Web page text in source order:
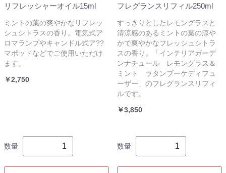
リフレッシャーオイル15ml
ミントの葉の爽やかなリフレッ
シュシトラスの香り。電気式ア
ロマランプやキャンドル式ア??
マポッドなどでご使用いただけ
ます。
￥2,750
数量
フレグランスリフィル250ml
すっきりとしたレモングラスと
清涼感のあるミントの葉の涼や
かで爽やかなフレッシュシトラ
スの香り。「インテリアガーデ
ンナチュール レモングラス＆
ミント ラタンブーケディフュ
ーザー」のフレグランスリフィ
ルです。
￥3,850
数量